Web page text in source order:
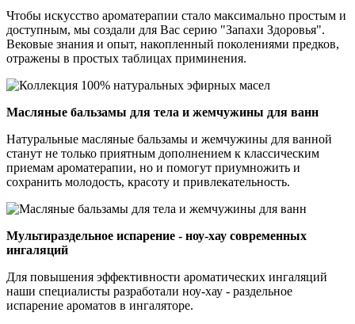
Чтобы искусство ароматерапии стало максимально простым и
доступным, мы создали для Вас серию "Запахи Здоровья".
Вековые знания и опыт, накопленный поколениями предков,
отражены в простых таблицах приминения.
Масляные бальзамы для тела и жемчужины для ванн
Натуральные масляные бальзамы и жемчужины для ванной
станут не только приятным дополнением к классическим
приемам ароматерапии, но и помогут приумножить и
сохранить молодость, красоту и привлекательность.
Мультираздельное испарение - ноу-хау современных
ингаляций
Для повышения эффективности ароматических ингаляций
наши специалисты разработали ноу-хау - раздельное
испарение ароматов в ингаляторе.